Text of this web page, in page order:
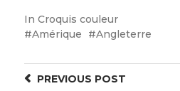
In Croquis couleur
Amérique
Angleterre
PREVIOUS POST